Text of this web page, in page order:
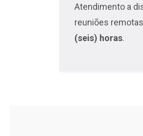
Atendimento a
reuniões
(seis) horas.